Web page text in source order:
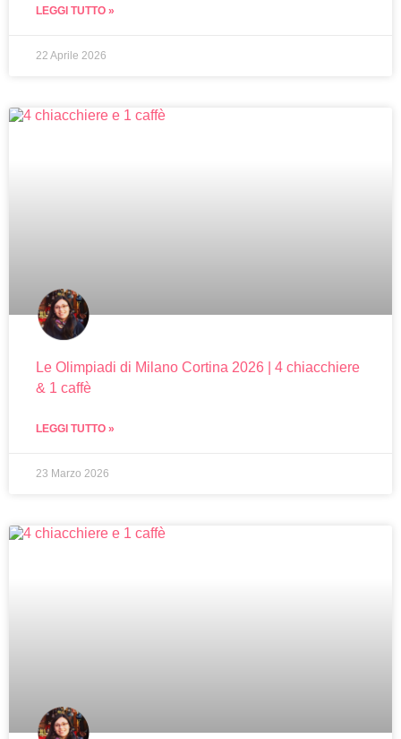
LEGGI TUTTO »
22 Aprile 2026
Le Olimpiadi di Milano Cortina 2026 | 4 chiacchiere
& 1 caffè
LEGGI TUTTO »
23 Marzo 2026